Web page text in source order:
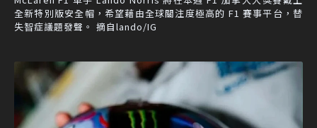
全新特別版安全帽，希望藉由全球關注度極高的 F1 賽事平台，替
失智症議題發聲。 摘自lando/IG